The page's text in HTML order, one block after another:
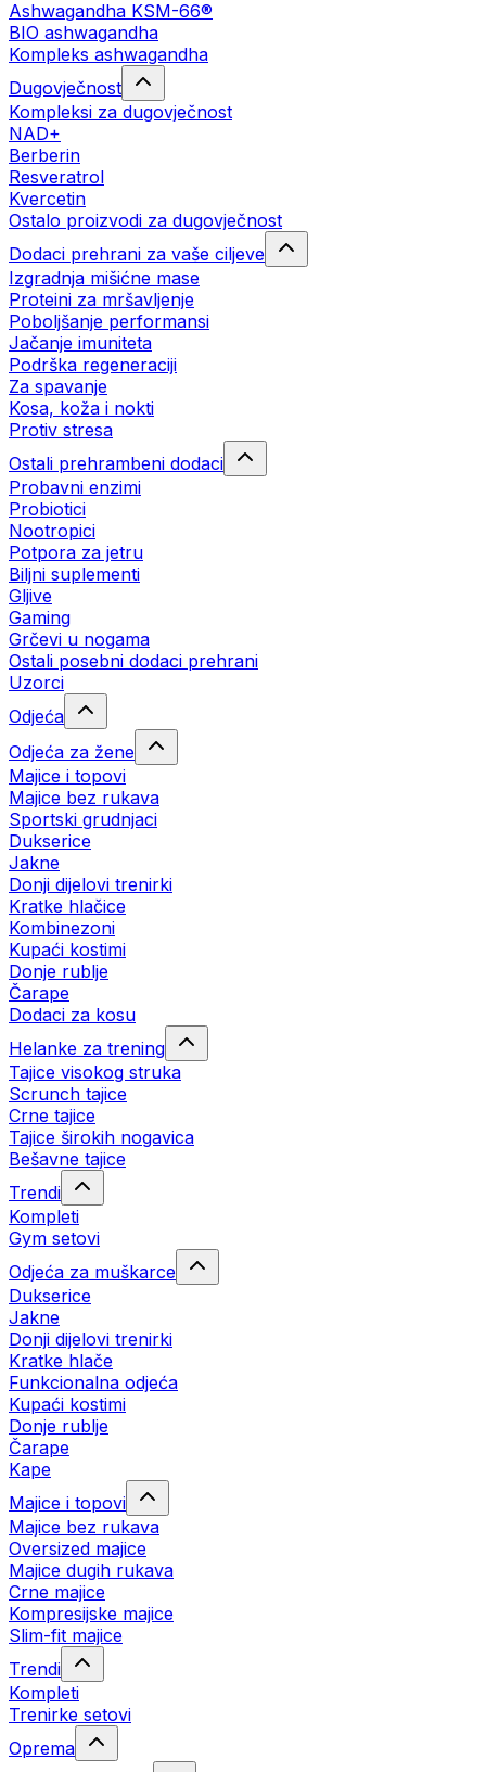
Ashwagandha KSM-66®
BIO ashwagandha
Kompleks ashwagandha
Dugovječnost
Kompleksi za dugovječnost
NAD+
Berberin
Resveratrol
Kvercetin
Ostalo proizvodi za dugovječnost
Dodaci prehrani za vaše ciljeve
Izgradnja mišićne mase
Proteini za mršavljenje
Poboljšanje performansi
Jačanje imuniteta
Podrška regeneraciji
Za spavanje
Kosa, koža i nokti
Protiv stresa
Ostali prehrambeni dodaci
Probavni enzimi
Probiotici
Nootropici
Potpora za jetru
Biljni suplementi
Gljive
Gaming
Grčevi u nogama
Ostali posebni dodaci prehrani
Uzorci
Odjeća
Odjeća za žene
Majice i topovi
Majice bez rukava
Sportski grudnjaci
Dukserice
Jakne
Donji dijelovi trenirki
Kratke hlačice
Kombinezoni
Kupaći kostimi
Donje rublje
Čarape
Dodaci za kosu
Helanke za trening
Tajice visokog struka
Scrunch tajice
Crne tajice
Tajice širokih nogavica
Bešavne tajice
Trendi
Kompleti
Gym setovi
Odjeća za muškarce
Dukserice
Jakne
Donji dijelovi trenirki
Kratke hlače
Funkcionalna odjeća
Kupaći kostimi
Donje rublje
Čarape
Kape
Majice i topovi
Majice bez rukava
Oversized majice
Majice dugih rukava
Crne majice
Kompresijske majice
Slim-fit majice
Trendi
Kompleti
Trenirke setovi
Oprema